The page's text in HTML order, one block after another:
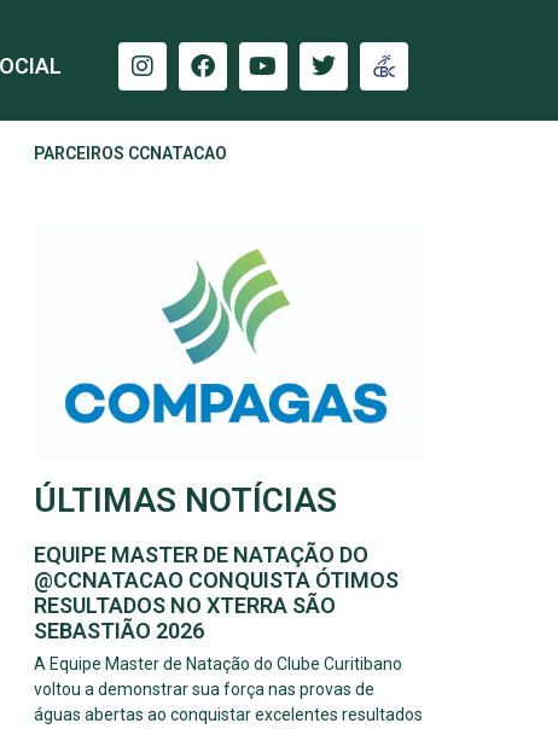
PARCEIROS CCNATACAO
ÚLTIMAS NOTÍCIAS
EQUIPE MASTER DE NATAÇÃO DO
@CCNATACAO CONQUISTA ÓTIMOS
RESULTADOS NO XTERRA SÃO
SEBASTIÃO 2026
A Equipe Master de Natação do Clube Curitibano
voltou a demonstrar sua força nas provas de
águas abertas ao conquistar excelentes resultados